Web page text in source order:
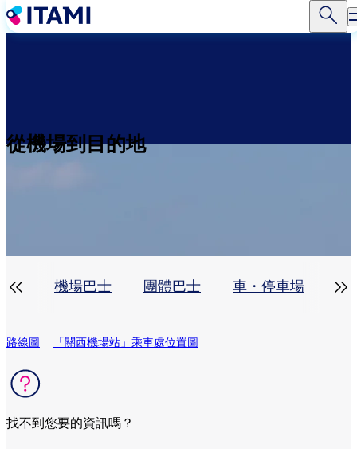
移
至
從機場到目的地
車 機場巴士 團體巴士 車・停車場 計
 
路線圖 「關西機場站」乘車處位置圖
找不到您要的資訊嗎？